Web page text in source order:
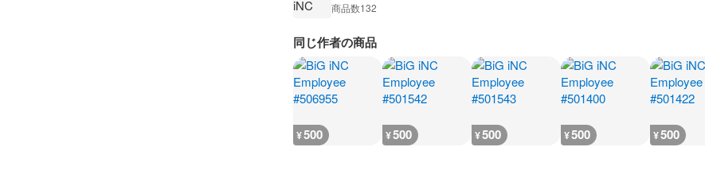
商品数132
同じ作者の商品
¥500 ¥500 ¥500 ¥500 ¥500